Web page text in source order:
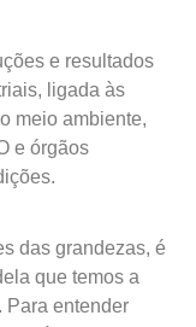
e resultados
ligada às
meio ambiente,
e órgãos
das grandezas, é
que temos a
Para entender